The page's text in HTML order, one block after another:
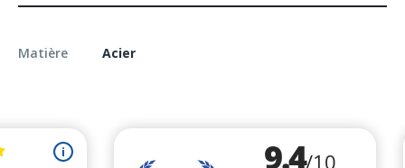
Matière Acier